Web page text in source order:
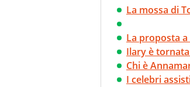
La mossa di
La proposta
Ilary è
Chi è
I celebri